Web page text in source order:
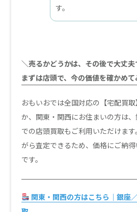
す。
＼売るかどうかは、その後で大丈
まずは店頭で、今の価値を確かめ
おもいおでは全国対応の【宅配買
か、関東・関西にお住まいの方は
での店頭買取もご利用いただけま
がら査定できるため、価格にご納
です。
関東・関西の方はこちら｜銀座